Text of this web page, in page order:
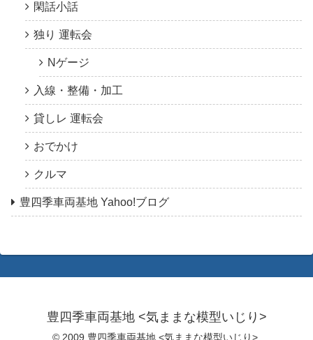
閑話小話
独り 運転会
Nゲージ
入線・整備・加工
貸しレ 運転会
おでかけ
クルマ
豊四季車両基地 Yahoo!ブログ
豊四季車両基地 <気ままな模型いじり>
© 2009 豊四季車両基地 <気ままな模型いじり>.